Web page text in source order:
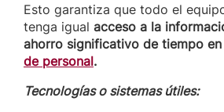
Esto garantiza que todo el
tenga igual acceso a la
ahorro significativo de tiempo
de personal.
Tecnologías o sistemas útiles: